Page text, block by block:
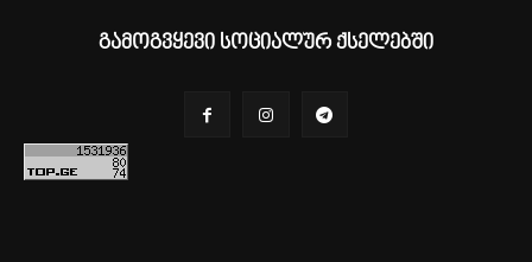
გამოგვყევი სოციალურ ქსელებში